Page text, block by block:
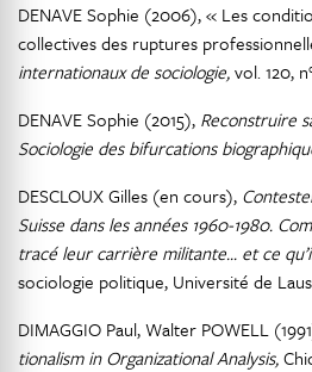
DENAVE Sophie (2006), « Les
collectives des ruptures
internationaux de sociologie,vol. 120,
DENAVE Sophie (2015), Reconstruire
Sociologie des bifurcations
DESCLOUX Gilles (en cours),
Suisse dans les années 1960-1980.
tracé leur carrière militante... et ce
sociologie politique, Université de
DIMAGGIO Paul, Walter POWELL
tionalism in Organizational Analysis,